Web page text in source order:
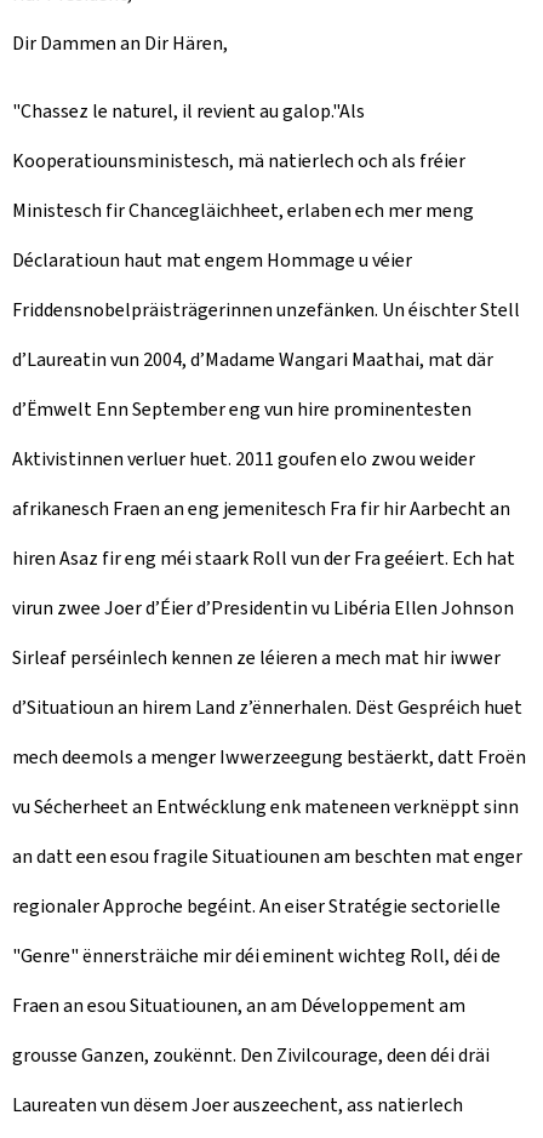
Dir Dammen an Dir Hären,
"Chassez le naturel, il revient au galop."Als
Kooperatiounsministesch, mä natierlech och als fréier
Ministesch fir Chancegläichheet, erlaben ech mer meng
Déclaratioun haut mat engem Hommage u véier
Friddensnobelpräisträgerinnen unzefänken. Un éischter Stell
d’Laureatin vun 2004, d’Madame Wangari Maathai, mat där
d’Ëmwelt Enn September eng vun hire prominentesten
Aktivistinnen verluer huet. 2011 goufen elo zwou weider
afrikanesch Fraen an eng jemenitesch Fra fir hir Aarbecht an
hiren Asaz fir eng méi staark Roll vun der Fra geéiert. Ech hat
virun zwee Joer d’Éier d’Presidentin vu Libéria Ellen Johnson
Sirleaf perséinlech kennen ze léieren a mech mat hir iwwer
d’Situatioun an hirem Land z’ënnerhalen. Dëst Gespréich huet
mech deemols a menger Iwwerzeegung bestäerkt, datt Froën
vu Sécherheet an Entwécklung enk mateneen verknëppt sinn
an datt een esou fragile Situatiounen am beschten mat enger
regionaler Approche begéint. An eiser Stratégie sectorielle
"Genre" ënnersträiche mir déi eminent wichteg Roll, déi de
Fraen an esou Situatiounen, an am Développement am
grousse Ganzen, zoukënnt. Den Zivilcourage, deen déi dräi
Laureaten vun dësem Joer auszeechent, ass natierlech